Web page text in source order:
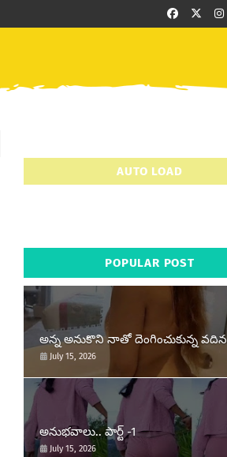
AUTO LOAD
POPULAR POST
అన్న అనుకొని నాతో దెంగించుకున్న వదిన
July 15, 2026
అనుభవాలు.. పార్ట్ -1
July 15, 2026